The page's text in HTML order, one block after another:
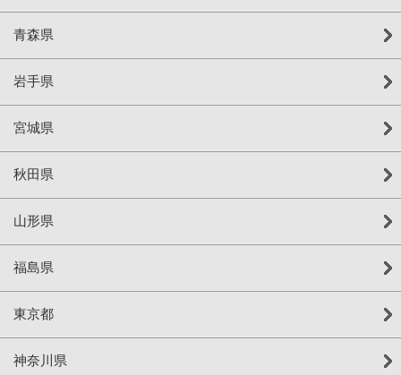
青森県
岩手県
宮城県
秋田県
山形県
福島県
東京都
神奈川県